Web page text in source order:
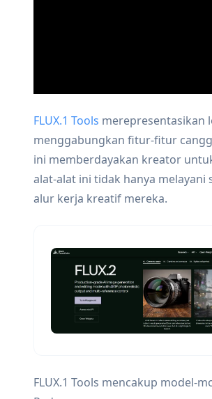
FLUX.1 Tools merepresentasikan
menggabungkan fitur-fitur
ini memberdayakan kreator
alat-alat ini tidak hanya
alur kerja kreatif mereka.
FLUX.1 Tools mencakup model-